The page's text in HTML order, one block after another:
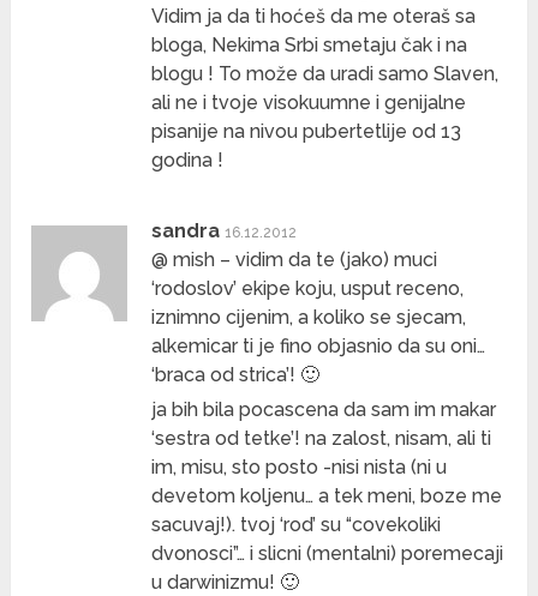
Vidim ja da ti hoćeš da me oteraš sa
bloga, Nekima Srbi smetaju čak i na
blogu ! To može da uradi samo Slaven,
ali ne i tvoje visokuumne i genijalne
pisanije na nivou pubertetlije od 13
godina !
sandra 16.12.2012
@ mish – vidim da te (jako) muci
‘rodoslov’ ekipe koju, usput receno,
iznimno cijenim, a koliko se sjecam,
alkemicar ti je fino objasnio da su oni…
‘braca od strica’! 🙂
ja bih bila pocascena da sam im makar
‘sestra od tetke’! na zalost, nisam, ali ti
im, misu, sto posto -nisi nista (ni u
devetom koljenu… a tek meni, boze me
sacuvaj!). tvoj ‘rod’ su “covekoliki
dvonosci”… i slicni (mentalni) poremecaji
u darwinizmu! 🙂